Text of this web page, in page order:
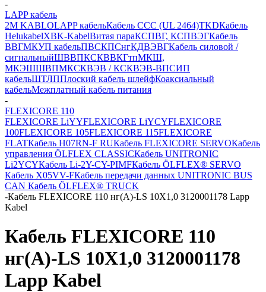
-
LAPP кабель
2M KABLOLAPP кабельКабель CCC (UL 2464)TKDКабель
HelukabelXBK-KabelВитая параКСПВГ, КСПВЭГКабель
ВВГМКУП кабельПВСКПСнгКДВЭВГКабель силовой /
сигнальныйШВВПКСКВВКГтпМКШ,
МКЭШШВПМКСКВЭВ / КСКВЭВ-ВПСИП
кабельШТЛППлоский кабель шлейфКоаксиальный
кабельМежплатный кабель питания
-
FLEXICORE 110
FLEXICORE LiYYFLEXICORE LiYCYFLEXICORE
100FLEXICORE 105FLEXICORE 115FLEXICORE
FLATКабель H07RN-F RUКабель FLEXICORE SERVOКабель
управления ÖLFLEX CLASSICКабель UNITRONIC
Li2YCYКабель Li-2Y-CY-PIMFКабель ÖLFLEX® SERVO
Кабель X05VV-FКабель передачи данных UNITRONIC BUS
CAN Кабель ÖLFLEX® TRUCK
-Кабель FLEXICORE 110 нг(А)-LS 10X1,0 3120001178 Lapp
Kabel
Кабель FLEXICORE 110
нг(А)-LS 10X1,0 3120001178
Lapp Kabel